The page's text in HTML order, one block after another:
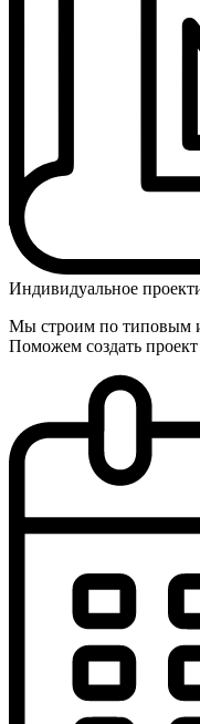
Индивидуальное
Мы строим по типовым
Поможем создать